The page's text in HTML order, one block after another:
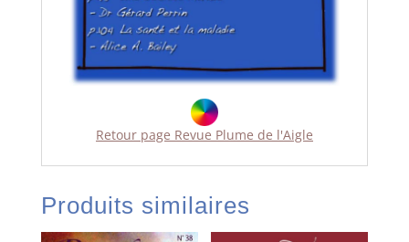
Retour page Revue Plume de l'Aigle
Produits similaires